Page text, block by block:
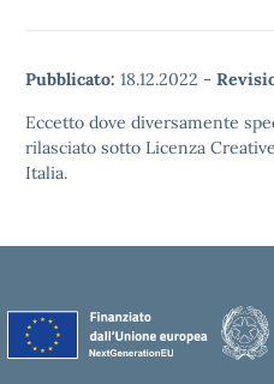
Pubblicato: 18.12.2022 -
Eccetto dove diversamente
rilasciato sotto Licenza
Italia.